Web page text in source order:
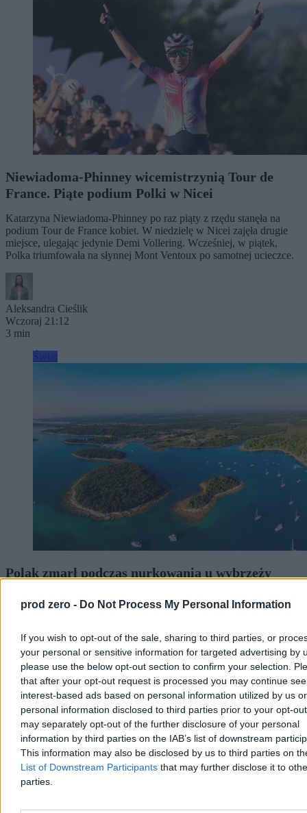
prod zero - Do Not Process My Personal Information
If you wish to opt-out of the sale, sharing to third parties, or
your personal or sensitive information for targeted advertising by
please use the below opt-out section to confirm your selection.
that after your opt-out request is processed you may continue
interest-based ads based on personal information utilized by us or
personal information disclosed to third parties prior to your opt-
may separately opt-out of the further disclosure of your personal
information by third parties on the IAB’s list of downstream
This information may also be disclosed by us to third parties on
List of Downstream Participants that may further disclose it to
parties.
Niewiadoma-Phinney wicemistrzynią Tour de
France. Piąte podium Polki w Nicei
Katarzyna Niewiadoma-Phinney po raz piąty z rzędu stanęła na
podium Tour de France kobiet. W niedzielę w Nicei zajęła drugie
miejsce, ulegając jedynie Demi Vollering. Wcześniej, w piątek,
Polka triumfowała na słynnej Mont Ventoux po samotnej ucieczce.
Aleksandra Cieślik
Wczoraj 21:12
3 min
Polak zmarł podczas nurkowania u wybrzeży
W piątek w pobliżu Medulinu na Istrii zmarł 40-letni obywatel
ponad 20 metrów. Mężczyznę przewieziono łodzią do zatoki Polje,
gdzie mimo reanimacji nie udało się go uratować. Chorwacka
policja bada okoliczności zdarzenia.
Aleksandra Cieślik
Wczoraj 19:08
2 min
Reklama
Reklama